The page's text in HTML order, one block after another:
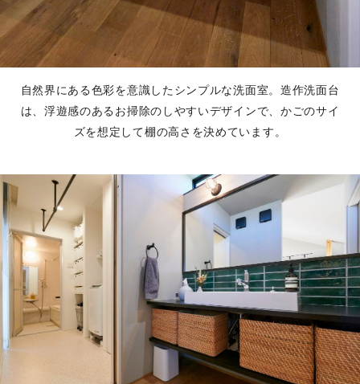
自然界にある色彩を意識したシンプルな洗面室。造作洗面台
は、浮遊感のあるお掃除のしやすいデザインで、かごのサイ
ズを想定して棚の高さを決めています。